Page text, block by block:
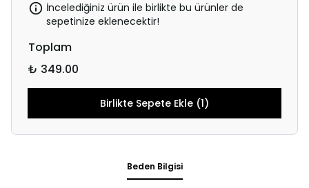
İncelediğiniz ürün ile birlikte bu ürünler de
sepetinize eklenecektir!
Toplam
₺ 349.00
Birlikte Sepete Ekle (1)
Beden Bilgisi